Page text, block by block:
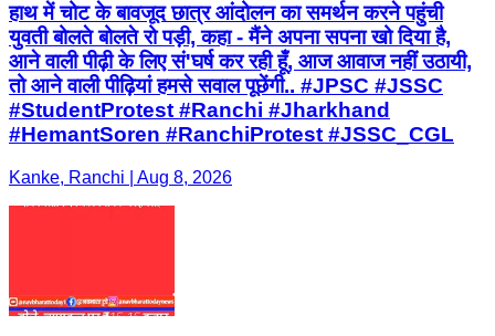
हाथ में चोट के बावजूद छात्र आंदोलन का समर्थन करने पहुंची
युवती बोलते बोलते रो पड़ी, कहा - मैंने अपना सपना खो दिया है,
आने वाली पीढ़ी के लिए सं'घर्ष कर रही हूँ, आज आवाज नहीं उठायी,
तो आने वाली पीढ़ियां हमसे सवाल पूछेंगी.. #JPSC #JSSC
#StudentProtest #Ranchi #Jharkhand
#HemantSoren #RanchiProtest #JSSC_CGL
Kanke, Ranchi | Aug 8, 2026